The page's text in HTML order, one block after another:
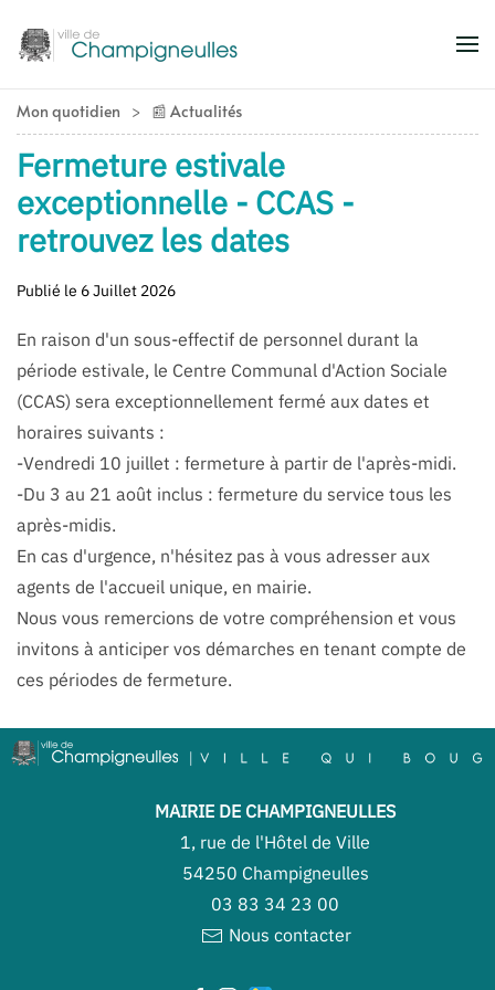
Accéder au contenu principal
Mon quotidien 📰 Actualités
Fermeture estivale
exceptionnelle - CCAS -
retrouvez les dates
Publié le 6 Juillet 2026
En raison d'un sous-effectif de personnel durant la
période estivale, le Centre Communal d'Action Sociale
(CCAS) sera exceptionnellement fermé aux dates et
horaires suivants :
-Vendredi 10 juillet : fermeture à partir de l'après-midi.
-Du 3 au 21 août inclus : fermeture du service tous les
après-midis.
En cas d'urgence, n'hésitez pas à vous adresser aux
agents de l'accueil unique, en mairie.
Nous vous remercions de votre compréhension et vous
invitons à anticiper vos démarches en tenant compte de
ces périodes de fermeture.
MAIRIE DE CHAMPIGNEULLES
1, rue de l'Hôtel de Ville
54250 Champigneulles
03 83 34 23 00
Nous contacter